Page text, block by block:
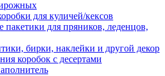
для куличей/кексов
пакетики для пряников, леденцов,
бирки, наклейки и другой декор
коробок с десертами